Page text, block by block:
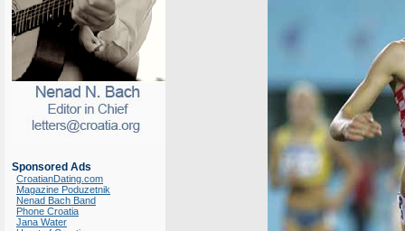
Sponsored Ads
CroatianDating.com
Magazine Poduzetnik
Nenad Bach Band
Phone Croatia
Jana Water